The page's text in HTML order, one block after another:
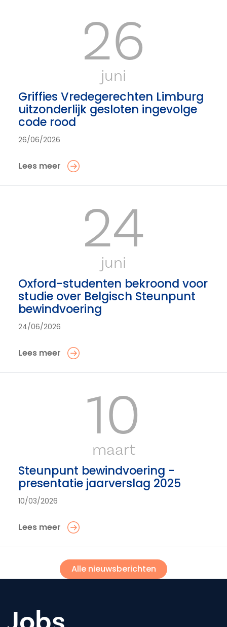
26
juni
Griffies Vredegerechten Limburg
uitzonderlijk gesloten ingevolge
code rood
26/06/2026
Lees meer
24
juni
Oxford-studenten bekroond voor
studie over Belgisch Steunpunt
bewindvoering
24/06/2026
Lees meer
10
maart
Steunpunt bewindvoering -
presentatie jaarverslag 2025
10/03/2026
Lees meer
Alle nieuwsberichten